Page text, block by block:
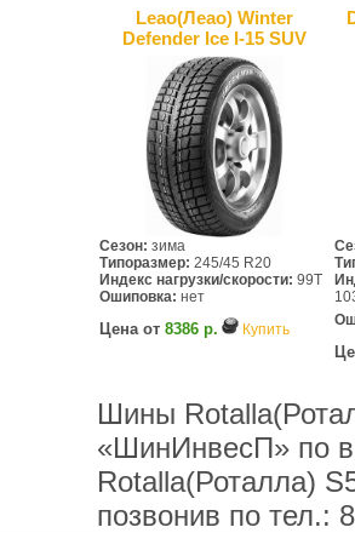
Leao(Леао) Winter
Defender Ice I-15 SUV
Сезон: зима
Типоразмер: 245/45 R20
Индекс нагрузки/скорости: 99T
Ошиповка: нет
Цена от 8386 р. Купить
Шины
«ШинИнвесП» по
Rotalla(Роталла)
позвонив по тел.: